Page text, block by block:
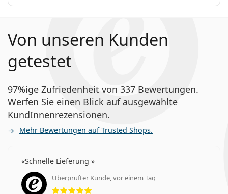
Von unseren Kunden
getestet
97%ige Zufriedenheit von 337 Bewertungen.
Werfen Sie einen Blick auf ausgewählte
KundInnenrezensionen.
Mehr Bewertungen auf Trusted Shops.
Schnelle Lieferung
Überprüfter Kunde, vor einem Tag
Bewertung 5 aus 5